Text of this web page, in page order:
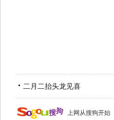
二月二抬头龙见喜
上网从搜狗开始